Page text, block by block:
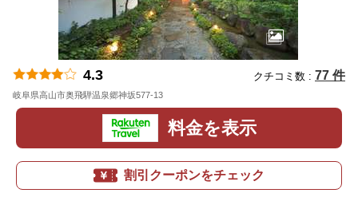
4.3 クチコミ数 : 77 件
岐阜県高山市奥飛騨温泉郷神坂577-13
料金を表示
割引クーポンをチェック